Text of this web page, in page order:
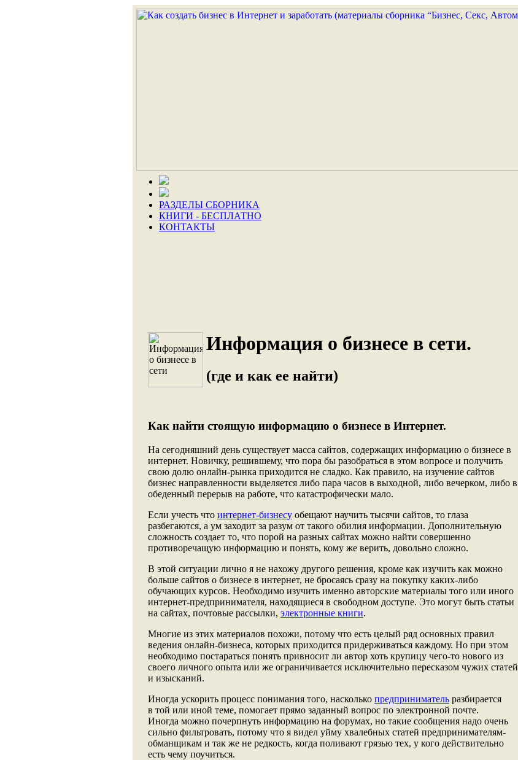
РАЗДЕЛЫ СБОРНИКА
КНИГИ - БЕСПЛАТНО
КОНТАКТЫ
Информация о бизнесе в сети.
(где и как ее найти)
Как найти стоящую информацию о бизнесе в Интернет.
На сегодняшний день существует масса сайтов, содержащих информацию о бизнесе в
интернет. Новичку, решившему, что пора бы разобраться в этом вопросе и получить
свою долю онлайн-рынка приходится не сладко. Как правило, на изучение сайтов
бизнес направленности выделяется либо пара часов в выходной, либо вечерком, либо в
обеденный перерыв на работе, что катастрофически мало.
Если учесть что интернет-бизнесу обещают научить тысячи сайтов, то глаза
разбегаются, а ум заходит за разум от такого обилия информации. Дополнительную
сложность создает то, что порой на разных сайтах можно найти совершенно
противоречащую информацию и понять, кому же верить, довольно сложно.
В этой ситуации лично я не нахожу другого решения, кроме как изучить как можно
больше сайтов о бизнесе в интернет, не бросаясь сразу на покупку каких-либо
обучающих курсов. Необходимо изучить именно авторские материалы того или иного
интернет-предпринимателя, находящиеся в свободном доступе. Это могут быть статьи
на сайтах, почтовые рассылки, электронные книги.
Многие из этих материалов похожи, потому что есть целый ряд основных правил
ведения онлайн-бизнеса, которых приходится придерживаться каждому. Но при этом
необходимо постараться понять привносит ли автор хоть крупицу чего-то нового из
своего личного опыта или же ограничивается исключительно пересказом чужих статей
и изысканий.
Иногда ускорить процесс понимания того, насколько предприниматель разбирается
в той или иной теме, помогает прямо заданный вопрос по электронной почте.
Иногда можно почерпнуть информацию на форумах, но такие сообщения надо очень
сильно фильтровать, потому что я видел уйму хвалебных статей предпринимателям-
обманщикам и так же не редкость, когда поливают грязью тех, у кого действительно
есть чему поучиться.